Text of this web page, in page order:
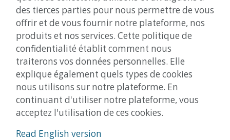
des tierces parties pour nous permettre de vous
offrir et de vous fournir notre plateforme, nos
produits et nos services. Cette politique de
confidentialité établit comment nous
traiterons vos données personnelles. Elle
explique également quels types de cookies
nous utilisons sur notre plateforme. En
continuant d'utiliser notre plateforme, vous
acceptez l'utilisation de ces cookies.
Read English version